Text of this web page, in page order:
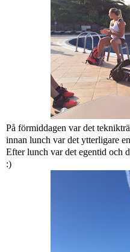
På förmiddagen var det
innan lunch var det ytterligare
Efter lunch var det egentid och
:)